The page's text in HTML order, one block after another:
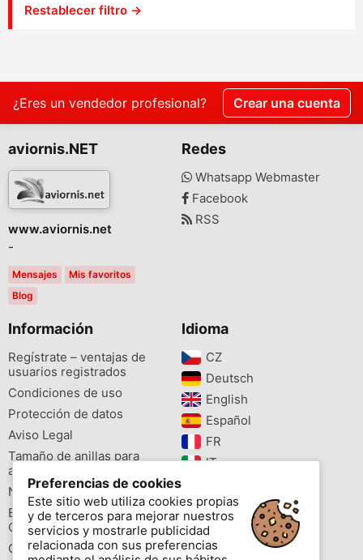
Restablecer filtro →
¿Eres un vendedor profesional? Crear una cuenta
aviornis.NET
www.aviornis.net
-
Mensajes
Mis favoritos
Blog
Redes
Whatsapp Webmaster
Facebook
RSS
Información
Regístrate – ventajas de
usuarios registrados
Condiciones de uso
Protección de datos
Aviso Legal
Tamaño de anillas para
aves
Newsletter
Buscador de especies
Cites
Colores de las anillas
Idioma
CZ‎
Deutsch‎
English‎
Español‎
FR‎
IT‎
PL‎
PT‎
Preferencias de cookies
Este sitio web utiliza cookies propias
y de terceros para mejorar nuestros
servicios y mostrarle publicidad
relacionada con sus preferencias